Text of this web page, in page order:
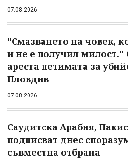
07.08.2026
"Смазването на човек,
и не е получил милост."
ареста петимата за
Пловдив
07.08.2026
Саудитска Арабия,
подписват днес
съвместна отбрана